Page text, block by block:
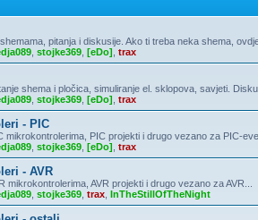
pitanja i diskusije. Ako ti treba neka shema,
stojke369 [eDo] trax
shema i pločica, simuliranje el. sklopova, savjeti.
stojke369 [eDo] trax
- PIC
mikrokontrolerima, PIC projekti i drugo vezano za PIC-
stojke369 [eDo] trax
- AVR
mikrokontrolerima, AVR projekti i drugo vezano za AVR...
stojke369 trax InTheStillOfTheNight